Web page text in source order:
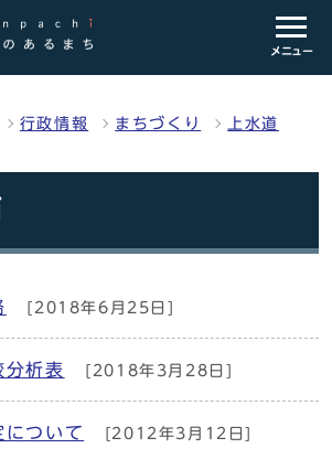
メニュー
行政情報 まちづくり 上水道
[2018年6月25日]
分析表 [2018年3月28日]
について [2012年3月12日]